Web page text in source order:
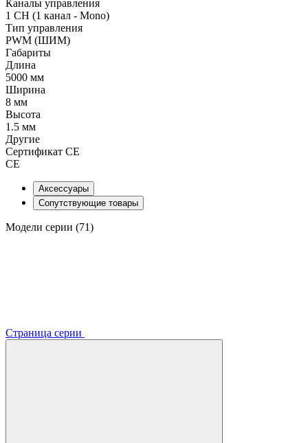
Каналы управления
1 CH (1 канал - Mono)
Тип управления
PWM (ШИМ)
Габариты
Длина
5000 мм
Ширина
8 мм
Высота
1.5 мм
Другие
Сертификат CE
CE
Аксессуары
Сопутствующие товары
Модели серии (71)
Страница серии